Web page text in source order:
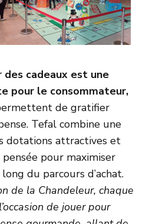
des cadeaux est une
pour le consommateur,
de gratifier
Tefal combine une
dotations attractives et
pour maximiser
du parcours d’achat.
de la Chandeleur, chaque
de jouer pour